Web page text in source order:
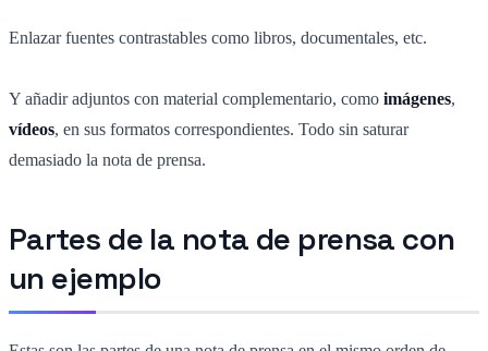
Enlazar fuentes contrastables como libros, documentales, etc.
Y añadir adjuntos con material complementario, como imágenes,
vídeos, en sus formatos correspondientes. Todo sin saturar
demasiado la nota de prensa.
Partes de la nota de prensa con
un ejemplo